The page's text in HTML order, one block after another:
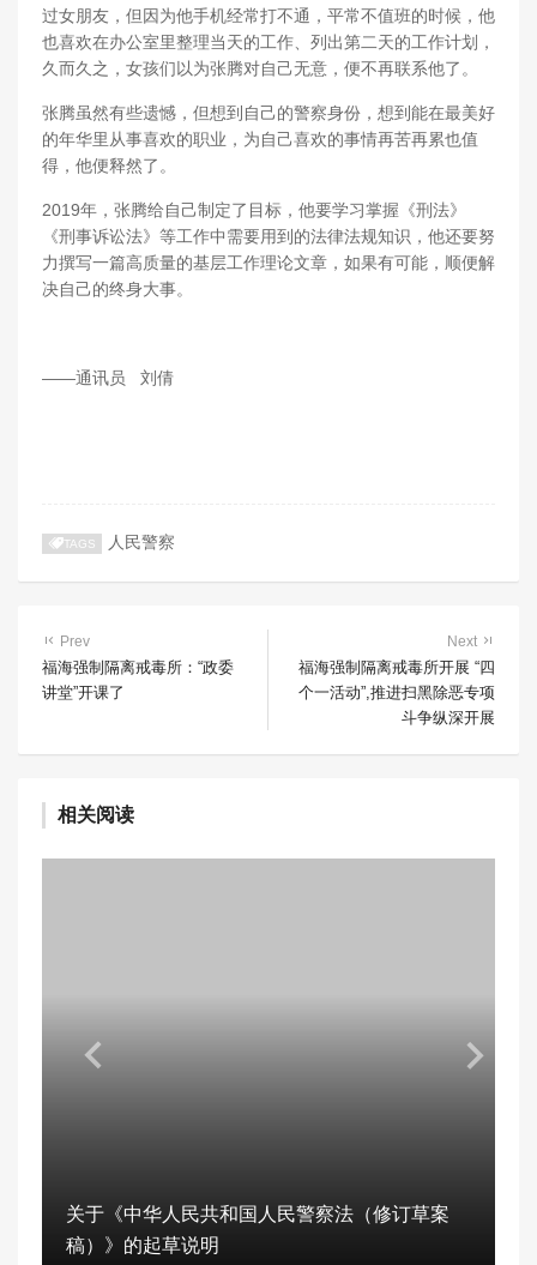
过女朋友，但因为他手机经常打不通，平常不值班的时候，他
也喜欢在办公室里整理当天的工作、列出第二天的工作计划，
久而久之，女孩们以为张腾对自己无意，便不再联系他了。
张腾虽然有些遗憾，但想到自己的警察身份，想到能在最美好
的年华里从事喜欢的职业，为自己喜欢的事情再苦再累也值
得，他便释然了。
2019年，张腾给自己制定了目标，他要学习掌握《刑法》
《刑事诉讼法》等工作中需要用到的法律法规知识，他还要努
力撰写一篇高质量的基层工作理论文章，如果有可能，顺便解
决自己的终身大事。
——通讯员 刘倩
TAGS 人民警察
Prev
福海强制隔离戒毒所：“政委
讲堂”开课了
Next
福海强制隔离戒毒所开展 “四
个一活动”,推进扫黑除恶专项
斗争纵深开展
相关阅读
关于《中华人民共和国人民警察法（修订草案
稿）》的起草说明